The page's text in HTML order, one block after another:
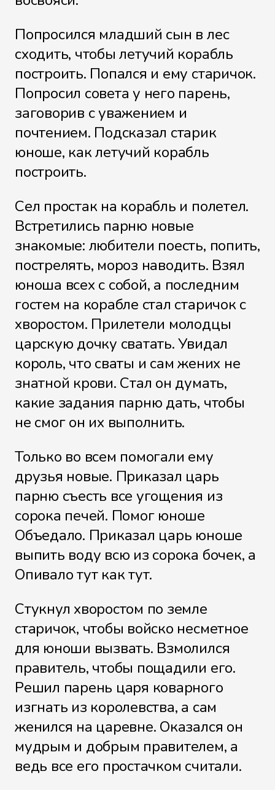
Попросился младший сын в лес
сходить, чтобы летучий корабль
построить. Попался и ему старичок.
Попросил совета у него парень,
заговорив с уважением и
почтением. Подсказал старик
юноше, как летучий корабль
построить.
Сел простак на корабль и полетел.
Встретились парню новые
знакомые: любители поесть, попить,
пострелять, мороз наводить. Взял
юноша всех с собой, а последним
гостем на корабле стал старичок с
хворостом. Прилетели молодцы
царскую дочку сватать. Увидал
король, что сваты и сам жених не
знатной крови. Стал он думать,
какие задания парню дать, чтобы
не смог он их выполнить.
Только во всем помогали ему
друзья новые. Приказал царь
парню съесть все угощения из
сорока печей. Помог юноше
Объедало. Приказал царь юноше
выпить воду всю из сорока бочек, а
Опивало тут как тут.
Стукнул хворостом по земле
старичок, чтобы войско несметное
для юноши вызвать. Взмолился
правитель, чтобы пощадили его.
Решил парень царя коварного
изгнать из королевства, а сам
женился на царевне. Оказался он
мудрым и добрым правителем, а
ведь все его простачком считали.